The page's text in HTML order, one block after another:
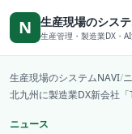
本文へ移動
N 生産現場のシス
生産管理・製造業DX・
生産現場のシステムNAVI/
北九州に製造業DX新会社
ニュース